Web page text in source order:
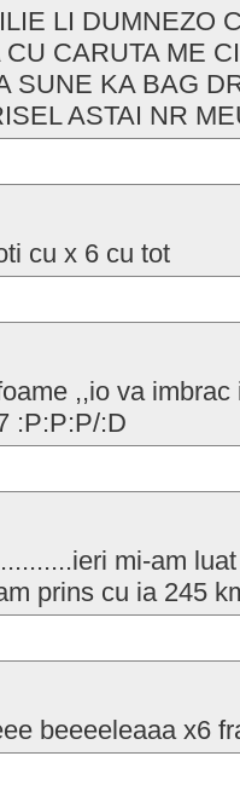
LI DUMNEZO
CARUTA ME
SUNE KA BAG
ASTAI NR
cu x 6 cu tot
,,io va
:P:P:P/:D
mi-am
prins cu ia 245
beeeeleaaa x6